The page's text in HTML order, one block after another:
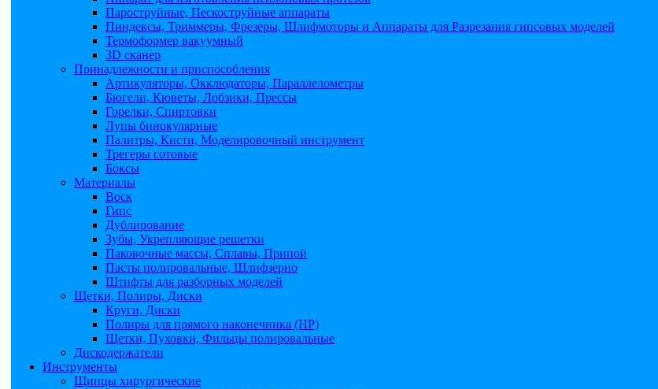
Пароструйные, Пескоструйные аппараты
Пиндексы, Триммеры, Фрезеры, Шлифмоторы и Аппараты для Разрезания гипсовых моделей
Термоформер вакуумный
3D сканер
Принадлежности и приспособления
Артикуляторы, Окклюдаторы, Параллелометры
Бюгели, Кюветы, Лобзики, Прессы
Горелки, Спиртовки
Лупы бинокулярные
Палитры, Кисти, Моделировочный инструмент
Трегеры сотовые
Боксы
Материалы
Воск
Гипс
Дублирование
Зубы, Укрепляющие решетки
Паковочные массы, Сплавы, Припой
Пасты полировальные, Шлифзерно
Штифты для разборных моделей
Щетки, Полиры, Диски
Круги, Диски
Полиры для прямого наконечника (НР)
Щетки, Пуховки, Фильцы полировальные
Дискодержатели
Инструменты
Щипцы хирургические